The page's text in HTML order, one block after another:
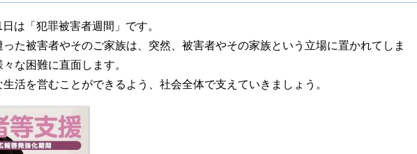
は「犯罪被害者週間」です。
た被害者やそのご家族は、突然、被害者やその家族という立場に置かれてしま
な困難に直面します。
活を営むことができるよう、社会全体で支えていきましょう。